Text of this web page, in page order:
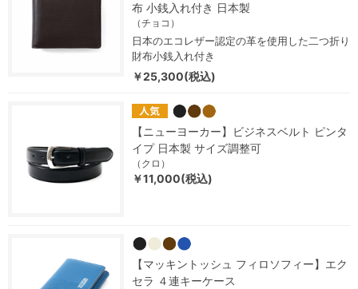
布 小銭入れ付き 日本製
（チョコ）
日本のエコレザー認定の革を使用した二つ折り
財布小銭入れ付き
￥25,300(税込)
【ニューヨーカー】ビジネスベルト ピンタ
イプ 日本製 サイズ調整可
（クロ）
￥11,000(税込)
【マッキントッシュ フィロソフィー】エク
セラ ４連キーケース